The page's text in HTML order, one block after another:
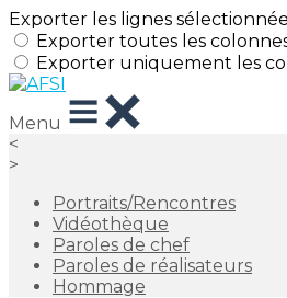
Exporter les lignes
Exporter toutes les
Exporter uniquement les
Menu
<
>
Portraits/Rencontres
Vidéothèque
Paroles de chef
Paroles de réalisateurs
Hommage